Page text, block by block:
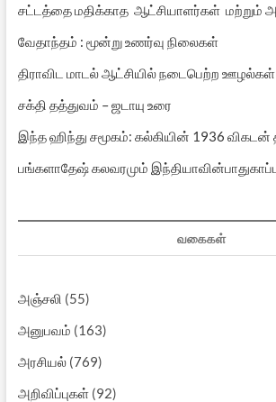
சட்டத்தை மதிக்காத ஆட்சியாளர்கள் மற்றும்
வேதாந்தம் : மூன்று உணர்வு நிலைகள்
திராவிட மாடல் ஆட்சியில் நடைபெற்ற
சக்தி தத்துவம் – ஜடாயு உரை
இந்த ஹிந்து சமூகம்: கல்கியின் 1936
பங்களாதேஷ் கலவரமும்
வகைகள்
அஞ்சலி (55)
அனுபவம் (163)
அரசியல்(769)
அறிவிப்புகள்(92)